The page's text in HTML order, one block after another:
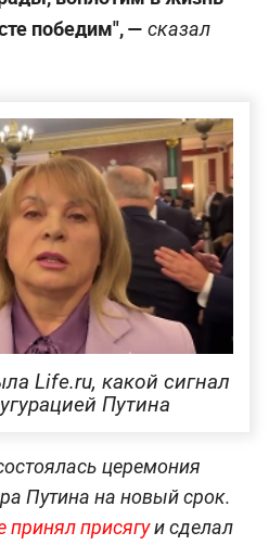
победим", — сказал
Life.ru, какой сигнал
Путина
церемония
Путина на новый срок.
принял присягуи сделал